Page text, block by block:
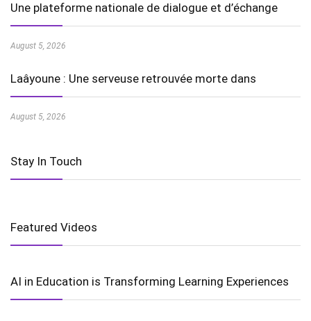
Une plateforme nationale de dialogue et d’échange
August 5, 2026
Laâyoune : Une serveuse retrouvée morte dans
August 5, 2026
Stay In Touch
Featured Videos
AI in Education is Transforming Learning Experiences